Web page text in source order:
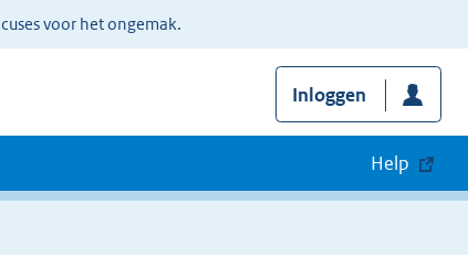
voor het ongemak.
Inloggen
Help